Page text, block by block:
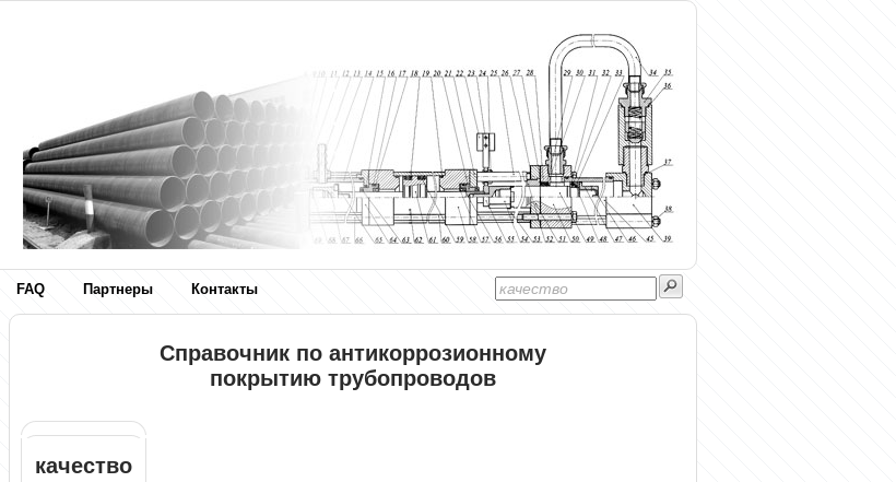
FAQ Партнеры Контакты
Справочник по антикоррозионному
покрытию трубопроводов
качество